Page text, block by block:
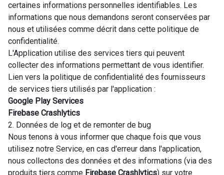
certaines informations personnelles identifiables. Les
informations que nous demandons seront conservées par
nous et utilisées comme décrit dans cette politique de
confidentialité.
L'Application utilise des services tiers qui peuvent
collecter des informations permettant de vous identifier.
Lien vers la politique de confidentialité des fournisseurs
de services tiers utilisés par l'application :
Google Play Services
Firebase Crashlytics
2. Données de log et de remonter de bug
Nous tenons à vous informer que chaque fois que vous
utilisez notre Service, en cas d'erreur dans l'application,
nous collectons des données et des informations (via des
produits tiers comme Firebase Crashlytics) sur votre